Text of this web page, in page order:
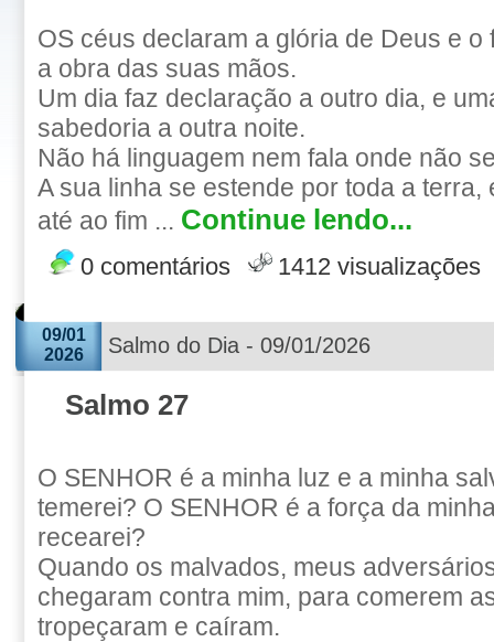
OS céus declaram a glória de Deus e o
a obra das suas mãos.
Um dia faz declaração a outro dia, e
sabedoria a outra noite.
Não há linguagem nem fala onde não
A sua linha se estende por toda a
até ao fim ... Continue lendo...
0 comentários 1412 visualizações
09/01
2026
Salmo do Dia - 09/01/2026
Salmo 27
O SENHOR é a minha luz e a minha
temerei? O SENHOR é a força da
recearei?
Quando os malvados, meus
chegaram contra mim, para comerem
tropeçaram e caíram.